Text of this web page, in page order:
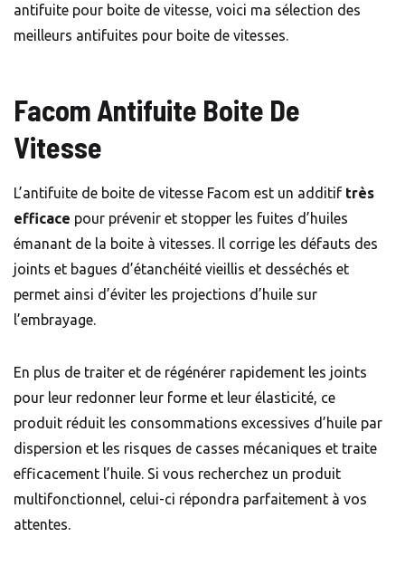
antifuite pour boite de vitesse, voici ma sélection des
meilleurs antifuites pour boite de vitesses.
Facom Antifuite Boite De
Vitesse
L’antifuite de boite de vitesse Facom est un additif très
efficace pour prévenir et stopper les fuites d’huiles
émanant de la boite à vitesses. Il corrige les défauts des
joints et bagues d’étanchéité vieillis et desséchés et
permet ainsi d’éviter les projections d’huile sur
l’embrayage.
En plus de traiter et de régénérer rapidement les joints
pour leur redonner leur forme et leur élasticité, ce
produit réduit les consommations excessives d’huile par
dispersion et les risques de casses mécaniques et traite
efficacement l’huile. Si vous recherchez un produit
multifonctionnel, celui-ci répondra parfaitement à vos
attentes.